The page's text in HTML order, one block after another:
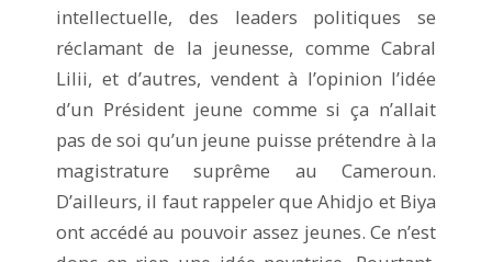
intellectuelle, des leaders politiques se
réclamant de la jeunesse, comme Cabral
Lilii, et d’autres, vendent à l’opinion l’idée
d’un Président jeune comme si ça n’allait
pas de soi qu’un jeune puisse prétendre à la
magistrature suprême au Cameroun.
D’ailleurs, il faut rappeler que Ahidjo et Biya
ont accédé au pouvoir assez jeunes. Ce n’est